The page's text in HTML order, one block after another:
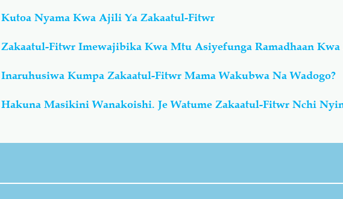
Kutoa Nyama Kwa Ajili Ya Zakaatul-Fitwr
Zakaatul-Fitwr Imewajibika Kwa Mtu Asiyefunga Ramadhaan Kwa
Inaruhusiwa Kumpa Zakaatul-Fitwr Mama Wakubwa Na Wadogo?
Hakuna Masikini Wanakoishi. Je Watume Zakaatul-Fitwr Nchi